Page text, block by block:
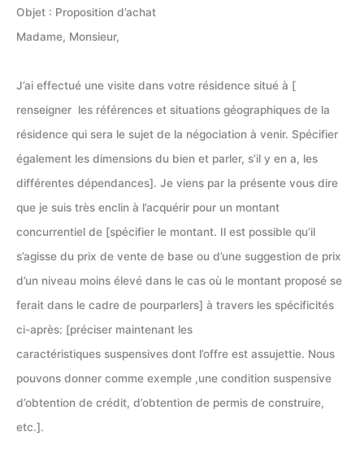
Objet : Proposition d’achat
Madame, Monsieur,
J’ai effectué une visite dans votre résidence situé à [
renseigner les références et situations géographiques de la
résidence qui sera le sujet de la négociation à venir. Spécifier
également les dimensions du bien et parler, s’il y en a, les
différentes dépendances]. Je viens par la présente vous dire
que je suis très enclin à l’acquérir pour un montant
concurrentiel de [spécifier le montant. Il est possible qu’il
s’agisse du prix de vente de base ou d’une suggestion de prix
d’un niveau moins élevé dans le cas où le montant proposé se
ferait dans le cadre de pourparlers] à travers les spécificités
ci-après: [préciser maintenant les
caractéristiques suspensives dont l’offre est assujettie. Nous
pouvons donner comme exemple ,une condition suspensive
d’obtention de crédit, d’obtention de permis de construire,
etc.].